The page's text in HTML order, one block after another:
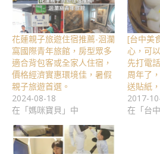
花蓮親子旅遊住宿推薦-洄瀾
窩國際青年旅館，房型眾多
適合背包客或全家人住宿，
價格經濟實惠環境佳，暑假
親子旅遊首選。
2024-08-18
在「媽咪寶貝」中
[台中美
心，可
先打電
周年了
送貼紙
2017-
在「台